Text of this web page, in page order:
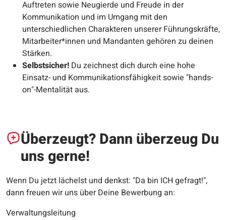
Auftreten sowie Neugierde und Freude in der
Kommunikation und im Umgang mit den
unterschiedlichen Charakteren unserer Führungskräfte,
Mitarbeiter*innen und Mandanten gehören zu deinen
Stärken.
Selbstsicher! Du zeichnest dich durch eine hohe
Einsatz- und Kommunikationsfähigkeit sowie "hands-
on"-Mentalität aus.​​
Überzeugt? Dann überzeug Du
uns gerne!
Wenn Du jetzt lächelst und denkst: "Da bin ICH gefragt!",
dann freuen wir uns über Deine Bewerbung an:
Verwaltungsleitung